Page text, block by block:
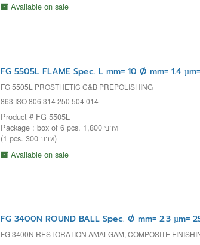
Available on sale
FG 5505L FLAME Spec. L mm= 10 Ø mm= 1.4
FG 5505L PROSTHETIC C&B PREPOLISHING
863 ISO 806 314 250 504 014
Product # FG 5505L
Package : box of 6 pcs. 1,800 บาท
(1 pcs. 300 บาท)
Available on sale
FG 3400N ROUND BALL Spec. Ø mm= 2.3 µm=
FG 3400N RESTORATION AMALGAM, COMPOSITE